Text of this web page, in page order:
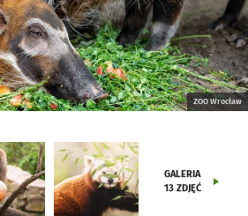
ZOO Wrocław
GALERIA
13 ZDJĘĆ